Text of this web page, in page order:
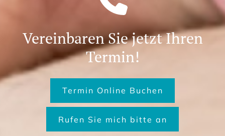
Vereinbaren Sie jetzt Ihren
Termin!
Termin Online Buchen
Rufen Sie mich bitte an